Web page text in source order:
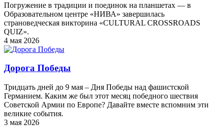
Погружение в традиции и поединок на планшетах — в
Образовательном центре «НИВА» завершилась
страноведческая викторина «CULTURAL CROSSROADS
QUIZ».
4 мая 2026
Дорога Победы
Тридцать дней до 9 мая – Дня Победы над фашистской
Германием. Каким же был этот месяц победного шествия
Советской Армии по Европе? Давайте вместе вспомним эти
великие события.
3 мая 2026